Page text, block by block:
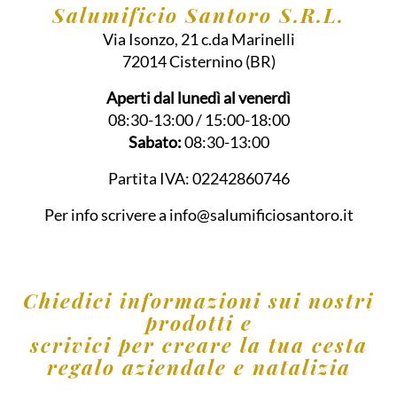
Salumificio Santoro S.R.L.
Via Isonzo, 21 c.da Marinelli
72014Cisternino (BR)
Aperti dal lunedì al venerdì
08:30-13:00 / 15:00-18:00
Sabato:08:30-13:00
Partita IVA:02242860746
Per info scrivere a info@salumificiosantoro.it
Chiedici informazioni sui nostri
prodotti e
scrivici per creare la tua cesta
regalo aziendale e natalizia